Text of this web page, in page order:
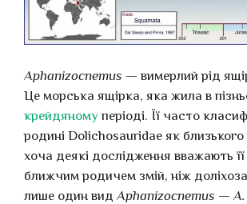
Aphanizocnemus — вимерлий рід
Це морська ящірка, яка жила в
крейдяному періоді. Її часто
родині Dolichosauridae як
хоча деякі дослідження вважають її
ближчим родичем змій, ніж
лише один вид Aphanizocnemus —